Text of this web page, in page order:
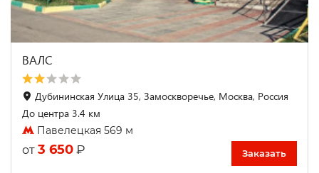
ВАЛС
Дубининская Улица 35, Замоскворечье, Москва, Россия
До центра 3.4 км
Павелецкая 569 м
от 3 650 ₽ Заказать